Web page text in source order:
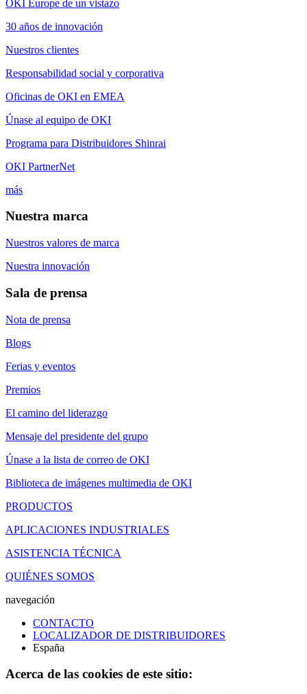
OKI Europe de un vistazo
30 años de innovación
Nuestros clientes
Responsabilidad social y corporativa
Oficinas de OKI en EMEA
Únase al equipo de OKI
Programa para Distribuidores Shinrai
OKI PartnerNet
más
Nuestra marca
Nuestros valores de marca
Nuestra innovación
Sala de prensa
Nota de prensa
Blogs
Ferias y eventos
Premios
El camino del liderazgo
Mensaje del presidente del grupo
Únase a la lista de correo de OKI
Biblioteca de imágenes multimedia de OKI
PRODUCTOS
APLICACIONES INDUSTRIALES
ASISTENCIA TÉCNICA
QUIÉNES SOMOS
navegación
CONTACTO
LOCALIZADOR DE DISTRIBUIDORES
España
Acerca de las cookies de este sitio: